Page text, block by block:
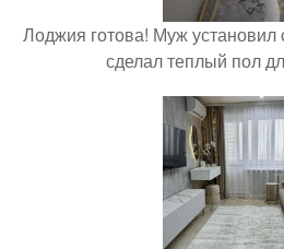
Лоджия готова! Муж установил
сделал теплый пол